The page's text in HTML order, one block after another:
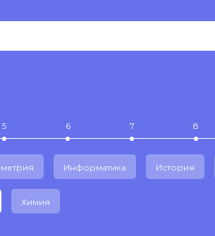
5 6 7 8
Информатика История
Химия